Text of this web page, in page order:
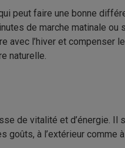
peut faire une bonne
de marche matinale ou
avec l’hiver et compenser
naturelle.
de vitalité et d’énergie. Il
à l’extérieur comme